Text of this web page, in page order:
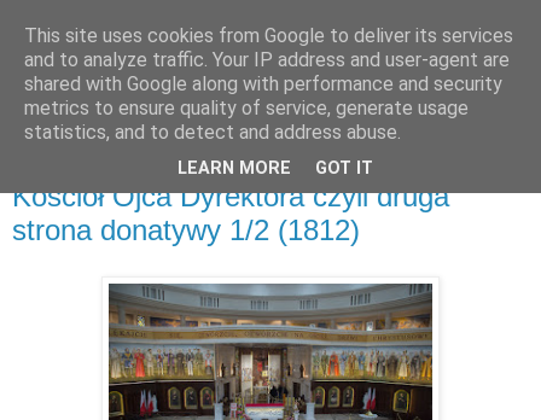
piątek, 26 maja 2017
Kościół Ojca Dyrektora czyli druga
strona donatywy 1/2 (1812)
This site uses cookies from Google to deliver its services
and to analyze traffic. Your IP address and user-agent are
shared with Google along with performance and security
metrics to ensure quality of service, generate usage
statistics, and to detect and address abuse.
LEARN MORE GOT IT